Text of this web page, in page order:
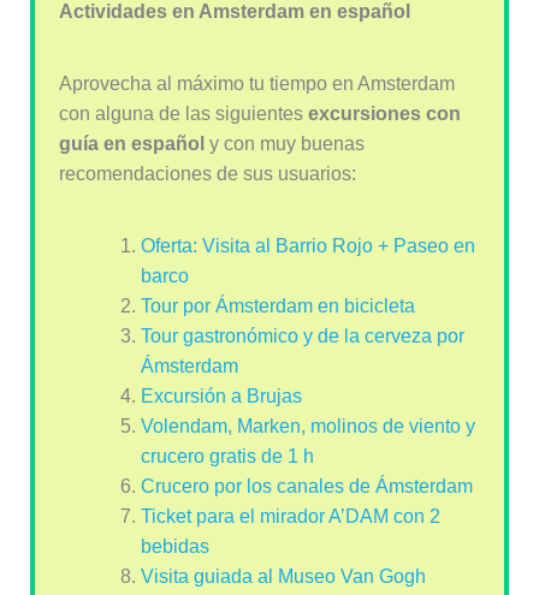
Actividades en Amsterdam en español
Aprovecha al máximo tu tiempo en Amsterdam
con alguna de las siguientes excursiones con
guía en español y con muy buenas
recomendaciones de sus usuarios:
Oferta: Visita al Barrio Rojo + Paseo en
barco
Tour por Ámsterdam en bicicleta
Tour gastronómico y de la cerveza por
Ámsterdam
Excursión a Brujas
Volendam, Marken, molinos de viento y
crucero gratis de 1 h
Crucero por los canales de Ámsterdam
Ticket para el mirador A’DAM con 2
bebidas
Visita guiada al Museo Van Gogh